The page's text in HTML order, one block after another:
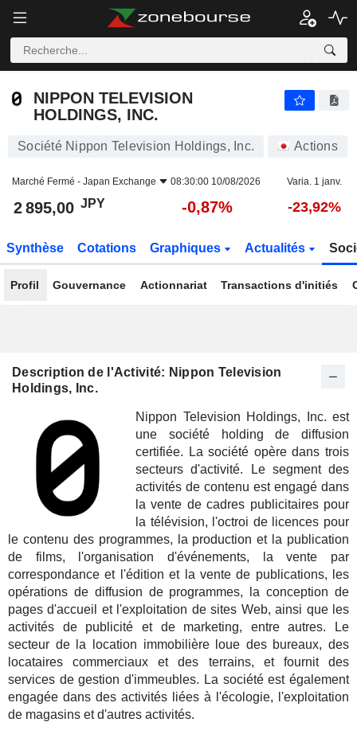
NIPPON TELEVISION
HOLDINGS, INC.
Société Nippon Television Holdings, Inc. Actions
Marché Fermé - Japan Exchange 08:30:00 10/08/2026 Varia. 1 janv.
2 895,00 JPY -0,87% -23,92%
Synthèse Cotations Graphiques Actualités
Profil Gouvernance Actionnariat Transactions d'initiés
Description de l'Activité: Nippon Television
Holdings, Inc.
Nippon Television Holdings, Inc. est
une société holding de diffusion
certifiée. La société opère dans trois
secteurs d'activité. Le segment des
activités de contenu est engagé dans
la vente de cadres publicitaires pour
la télévision, l'octroi de licences pour
le contenu des programmes, la production et la publication
de films, l'organisation d'événements, la vente par
correspondance et l'édition et la vente de publications, les
opérations de diffusion de programmes, la conception de
pages d'accueil et l'exploitation de sites Web, ainsi que les
activités de publicité et de marketing, entre autres. Le
secteur de la location immobilière loue des bureaux, des
locataires commerciaux et des terrains, et fournit des
services de gestion d'immeubles. La société est également
engagée dans des activités liées à l'écologie, l'exploitation
de magasins et d'autres activités.